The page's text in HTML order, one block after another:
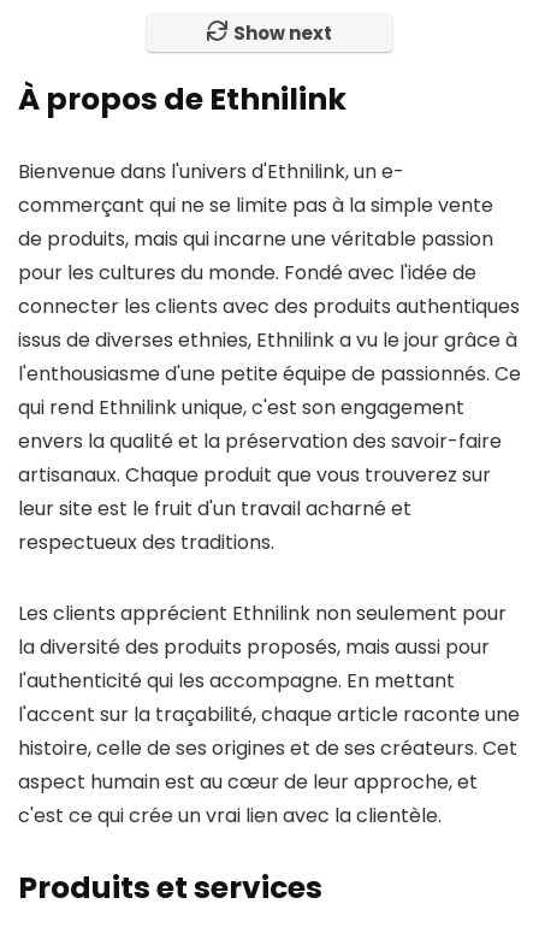
Show next
À propos de Ethnilink
Bienvenue dans l'univers d'Ethnilink, un e-
commerçant qui ne se limite pas à la simple vente
de produits, mais qui incarne une véritable passion
pour les cultures du monde. Fondé avec l'idée de
connecter les clients avec des produits authentiques
issus de diverses ethnies, Ethnilink a vu le jour grâce à
l'enthousiasme d'une petite équipe de passionnés. Ce
qui rend Ethnilink unique, c'est son engagement
envers la qualité et la préservation des savoir-faire
artisanaux. Chaque produit que vous trouverez sur
leur site est le fruit d'un travail acharné et
respectueux des traditions.
Les clients apprécient Ethnilink non seulement pour
la diversité des produits proposés, mais aussi pour
l'authenticité qui les accompagne. En mettant
l'accent sur la traçabilité, chaque article raconte une
histoire, celle de ses origines et de ses créateurs. Cet
aspect humain est au cœur de leur approche, et
c'est ce qui crée un vrai lien avec la clientèle.
Produits et services